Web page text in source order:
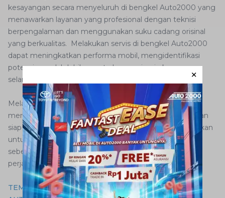
kesayangan secara menyeluruh di bengkel Auto2000 yang
menawarkan layanan yang profesional dengan teknisi
berpengalaman dan menggunakan suku cadang orisinal
yang berkualitas. Melakukan servis di bengkel Auto2000
dapat meningkatkan performa mobil, mengidentifikasi
potensi masalah lebih cepat, dan menjamin keamanan
selama perjalanan.
Melalui pelayanan yang tepercaya, AutoFamily dapat
memiliki keyakinan bahwa mobil dalam kondisi prima dan
siap melewati perjalanan mudik dengan baik. Jadi, pastikan
untuk menjadwalkan servis mobil di bengkel Auto2000
sebelum berangkat, sehingga Anda dapat menikmati
perjalanan dengan tenang dan aman.
TEMUKAN MOBIL TOYOTA IMPIAN ANDA HANYA DI